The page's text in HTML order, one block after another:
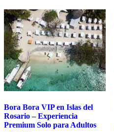
Bora Bora VIP en Islas del
Rosario – Experiencia
Premium Solo para Adultos